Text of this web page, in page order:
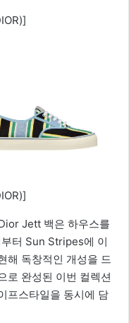
Jett 백은 하우스를
터 Sun Stripes에 이
해 독창적인 개성을 드
로 완성된 이번 컬렉션
프스타일을 동시에 담